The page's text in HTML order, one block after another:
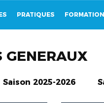
PRATIQUES
GENERAUX
Saison 2025-2026